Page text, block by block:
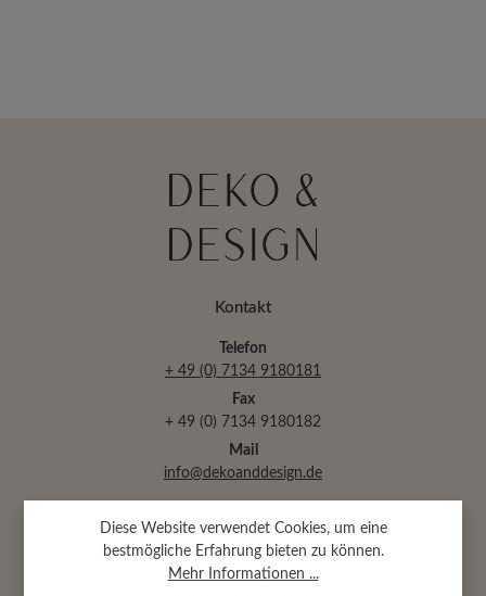
Kontakt
Telefon
+ 49 (0) 7134 9180181
Fax
+ 49 (0) 7134 9180182
Mail
info@dekoanddesign.de
Abtsäckerstr. 30 · 74189 Weinsberg
(bei Heilbronn)
Diese Website verwendet Cookies, um eine
bestmögliche Erfahrung bieten zu können.
Mehr Informationen ...